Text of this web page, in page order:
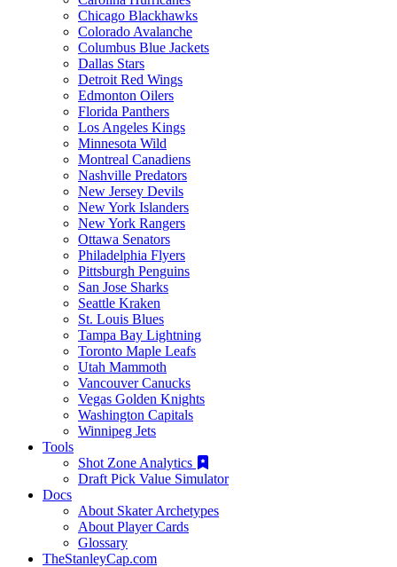
Chicago Blackhawks
Colorado Avalanche
Columbus Blue Jackets
Dallas Stars
Detroit Red Wings
Edmonton Oilers
Florida Panthers
Los Angeles Kings
Minnesota Wild
Montreal Canadiens
Nashville Predators
New Jersey Devils
New York Islanders
New York Rangers
Ottawa Senators
Philadelphia Flyers
Pittsburgh Penguins
San Jose Sharks
Seattle Kraken
St. Louis Blues
Tampa Bay Lightning
Toronto Maple Leafs
Utah Mammoth
Vancouver Canucks
Vegas Golden Knights
Washington Capitals
Winnipeg Jets
Tools
Shot Zone Analytics
Draft Pick Value Simulator
Docs
About Skater Archetypes
About Player Cards
Glossary
TheStanleyCap.com